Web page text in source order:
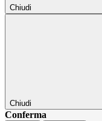
Chiudi
Chiudi
Conferma